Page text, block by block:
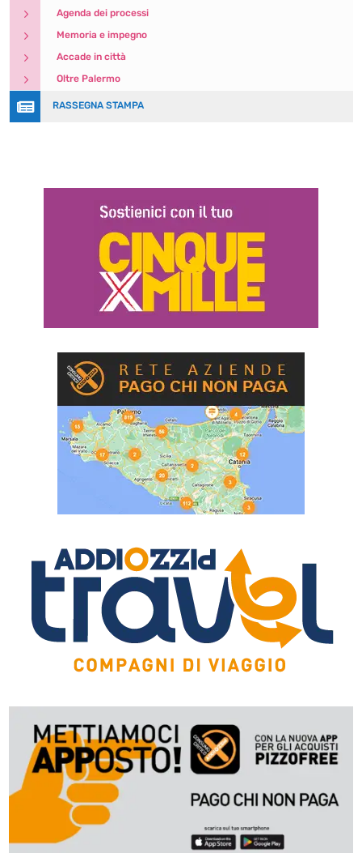
5 Agenda dei processi
5 Memoria e impegno
5 Accade in città
5 Oltre Palermo
 RASSEGNA STAMPA